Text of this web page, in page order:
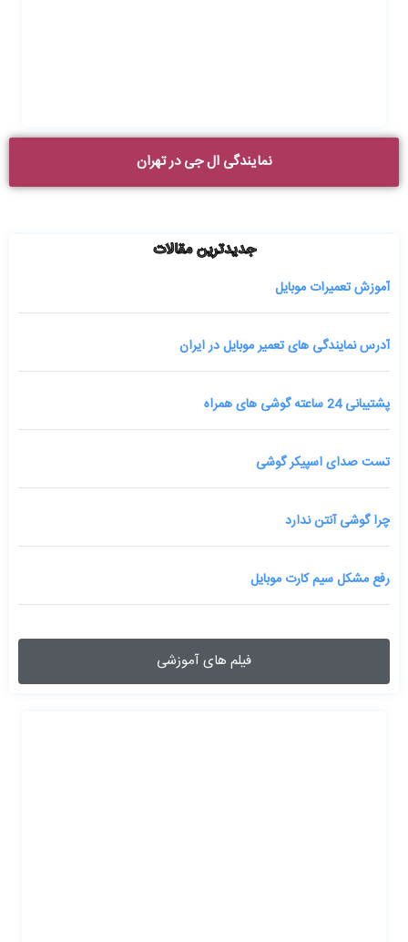
نمایندگی ال جی در تهران
جدیدترین مقالات
آموزش تعمیرات موبایل
آدرس نمایندگی های تعمیر موبایل در ایران
پشتیبانی 24 ساعته گوشی های همراه
تست صدای اسپیکر گوشی
چرا گوشی آنتن ندارد
رفع مشکل سیم کارت موبایل
فیلم های آموزشی